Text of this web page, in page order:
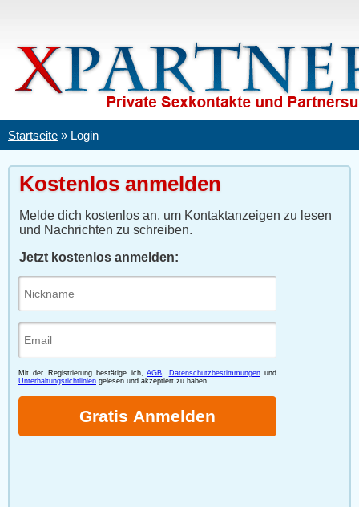
Startseite » Login
Kostenlos anmelden
Melde dich kostenlos an, um Kontaktanzeigen zu lesen
und Nachrichten zu schreiben.
Jetzt kostenlos anmelden: